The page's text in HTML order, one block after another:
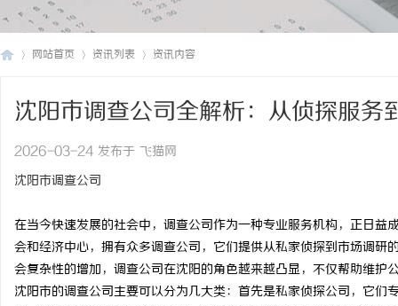
网站首页 资讯列表 资讯内容
沈阳市调查公司全解析：从侦探服务
2026-03-24 发布于 飞猫网
沈阳市调查公司
在当今快速发展的社会中，调查公司作为一种专业服务机构，正日
会和经济中心，拥有众多调查公司，它们提供从私家侦探到市场调
会复杂性的增加，调查公司在沈阳的角色越来越凸显，不仅帮助维护
沈阳市的调查公司主要可以分为几大类：首先是私家侦探公司，它